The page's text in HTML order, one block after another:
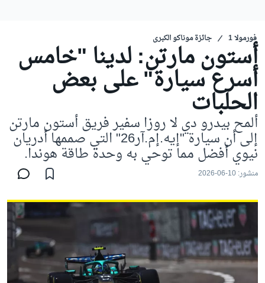
فورمولا 1 جائزة موناكو الكبرى
أستون مارتن: لدينا "خامس
أسرع سيارة" على بعض
الحلبات
ألمح بيدرو دي لا روزا سفير فريق أستون مارتن
إلى أن سيارة "إيه.إم.آر26" التي صممها أدريان
نيوي أفضل مما توحي به وحدة طاقة هوندا.
منشور:10-06-2026